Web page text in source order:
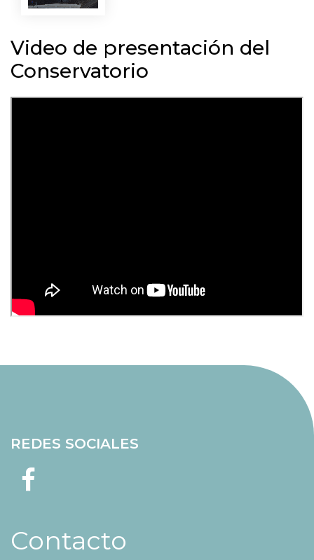
Video de presentación del
Conservatorio
REDES SOCIALES
Contacto